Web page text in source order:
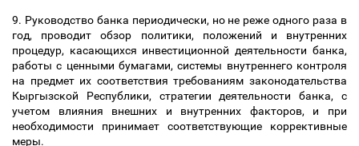
9. Руководство банка периодически, но не реже одного раза в
год, проводит обзор политики, положений и внутренних
процедур, касающихся инвестиционной деятельности банка,
работы с ценными бумагами, системы внутреннего контроля
на предмет их соответствия требованиям законодательства
Кыргызской Республики, стратегии деятельности банка, с
учетом влияния внешних и внутренних факторов, и при
необходимости принимает соответствующие коррективные
меры.